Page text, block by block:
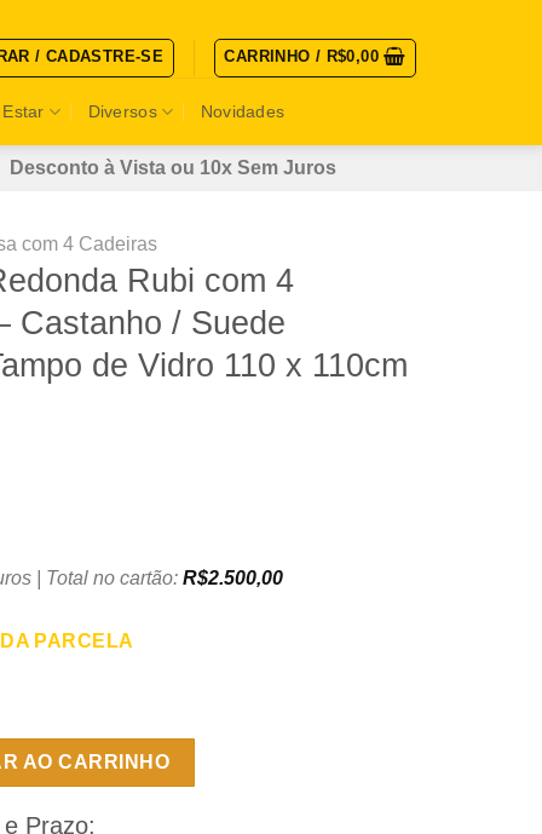
/ CADASTRE-SE CARRINHO / R$0,00
Diversos Novidades
Desconto à Vista ou 10x Sem Juros
com 4 Cadeiras
Rubi com 4
Castanho / Suede
de Vidro 110 x 110cm
| Total no cartão: R$2.500,00
PARCELA
4 Cadeiras Eldora - Castanho / Suede Capuccino com
AO CARRINHO
Prazo: